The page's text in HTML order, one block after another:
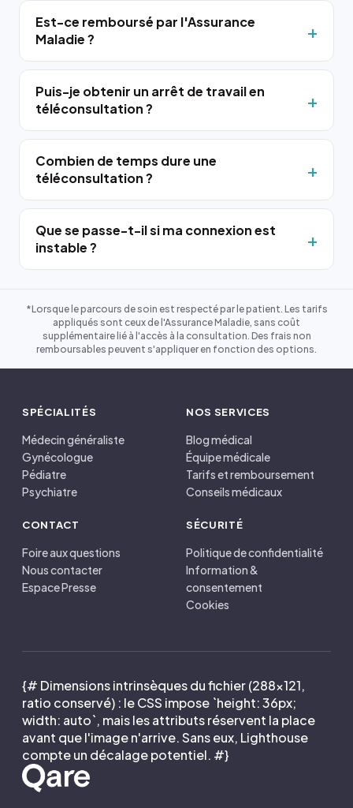
Est-ce remboursé par l'Assurance
Maladie ?
Puis-je obtenir un arrêt de travail en
téléconsultation ?
Combien de temps dure une
téléconsultation ?
Que se passe-t-il si ma connexion est
instable ?
*Lorsque le parcours de soin est respecté par le patient. Les tarifs
appliqués sont ceux de l'Assurance Maladie, sans coût
supplémentaire lié à l'accès à la consultation. Des frais non
remboursables peuvent s'appliquer en fonction des options.
SPÉCIALITÉS
Médecin généraliste
Gynécologue
Pédiatre
Psychiatre
NOS SERVICES
Blog médical
Équipe médicale
Tarifs et remboursement
Conseils médicaux
CONTACT
Foire aux questions
Nous contacter
Espace Presse
SÉCURITÉ
Politique de confidentialité
Information &
consentement
Cookies
{# Dimensions intrinsèques du fichier (288×121,
ratio conservé) : le CSS impose `height: 36px;
width: auto`, mais les attributs réservent la place
avant que l'image n'arrive. Sans eux, Lighthouse
compte un décalage potentiel. #}